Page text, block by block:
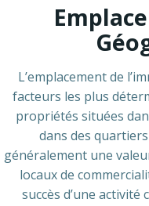
L’emplacement de
facteurs les plus
propriétés situées
dans des
généralement une
locaux de
succès d’une